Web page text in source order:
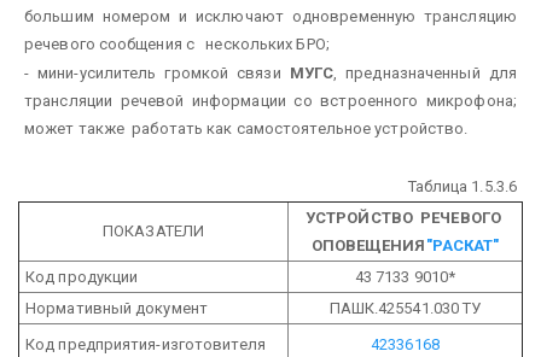
большим номером и исключают одновременную трансляцию
речевого сообщения с нескольких БРО;
- мини-усилитель громкой связи МУГС , предназначенный для
трансляции речевой информации со встроенного микрофона;
может также работать как самостоятельное устройство.
Таблица 1.5.3.6
ПОКАЗАТЕЛИ
УСТРОЙСТВО РЕЧЕВОГО
ОПОВЕЩЕНИЯ "РАСКАТ"
Код продукции
43 7133 9010*
Нормативный документ
ПАШК.425541.030 ТУ
Код предприятия-изготовителя
42336168